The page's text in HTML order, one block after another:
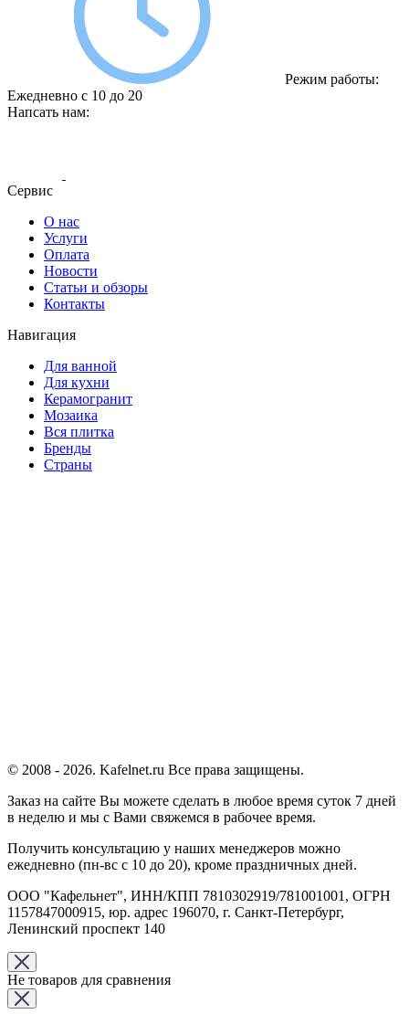
Режим работы:
Ежедневно с 10 до 20
Напсать нам:
Сервис
О нас
Услуги
Оплата
Новости
Статьи и обзоры
Контакты
Навигация
Для ванной
Для кухни
Керамогранит
Мозаика
Вся плитка
Бренды
Страны
© 2008 - 2026. Kafelnet.ru Все права защищены.
Заказ на сайте Вы можете сделать в любое время суток 7 дней
в неделю и мы с Вами свяжемся в рабочее время.
Получить консультацию у наших менеджеров можно
ежедневно (пн-вс с 10 до 20), кроме праздничных дней.
ООО "Кафельнет", ИНН/КПП 7810302919/781001001, ОГРН
1157847000915, юр. адрес 196070, г. Санкт-Петербург,
Ленинский проспект 140
Не товаров для сравнения